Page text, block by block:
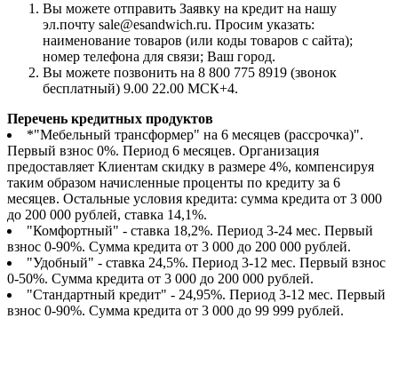
Вы можете отправить Заявку на кредит на нашу
эл.почту sale@esandwich.ru. Просим указать:
наименование товаров (или коды товаров с сайта);
номер телефона для связи; Ваш город.
Вы можете позвонить на 8 800 775 8919 (звонок
бесплатный) 9.00 22.00 МСК+4.
Перечень кредитных продуктов
*"Мебельный трансформер" на 6 месяцев (рассрочка)".
Первый взнос 0%. Период 6 месяцев. Организация
предоставляет Клиентам скидку в размере 4%, компенсируя
таким образом начисленные проценты по кредиту за 6
месяцев. Остальные условия кредита: сумма кредита от 3 000
до 200 000 рублей, ставка 14,1%.
"Комфортный" - ставка 18,2%. Период 3-24 мес. Первый
взнос 0-90%. Сумма кредита от 3 000 до 200 000 рублей.
"Удобный" - ставка 24,5%. Период 3-12 мес. Первый взнос
0-50%. Сумма кредита от 3 000 до 200 000 рублей.
"Стандартный кредит" - 24,95%. Период 3-12 мес. Первый
взнос 0-90%. Сумма кредита от 3 000 до 99 999 рублей.